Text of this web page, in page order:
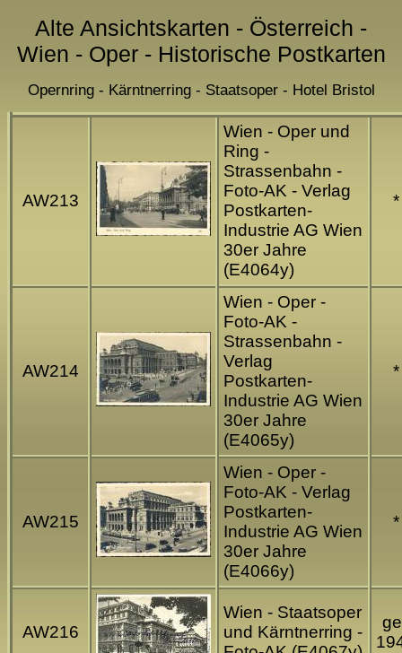
Alte Ansichtskarten - Österreich -
Wien - Oper - Historische Postkarten
Opernring - Kärntnerring - Staatsoper - Hotel Bristol
AW213
Wien - Oper und
Ring -
Strassenbahn -
Foto-AK - Verlag
Postkarten-
Industrie AG Wien
30er Jahre
(E4064y)
*
AW214
Wien - Oper -
Foto-AK -
Strassenbahn -
Verlag
Postkarten-
Industrie AG Wien
30er Jahre
(E4065y)
*
AW215
Wien - Oper -
Foto-AK - Verlag
Postkarten-
Industrie AG Wien
30er Jahre
(E4066y)
*
AW216
Wien - Staatsoper
und Kärntnerring -